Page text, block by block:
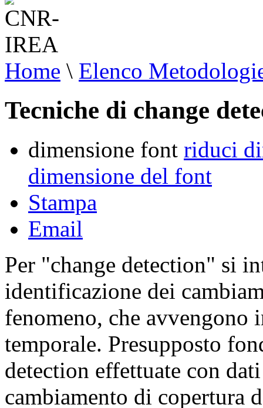
Home \ Elenco
Tecniche di change
dimensione font riduci
dimensione del font
Stampa
Email
Per "change detection" si
identificazione dei
fenomeno, che
temporale. Presupposto
detection effettuate con
cambiamento di copertura